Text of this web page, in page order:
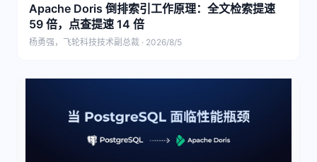
Apache Doris 倒排索引工作原理：全文检索提速
59 倍，点查提速 14 倍
杨勇强，飞轮科技技术副总裁 · 2026/8/5